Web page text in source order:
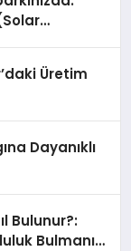
Üretim
Dayanıklı
Bulunur?:
Bulmanın